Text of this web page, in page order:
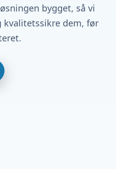
bygget, så vi
kvalitetssikre dem, før